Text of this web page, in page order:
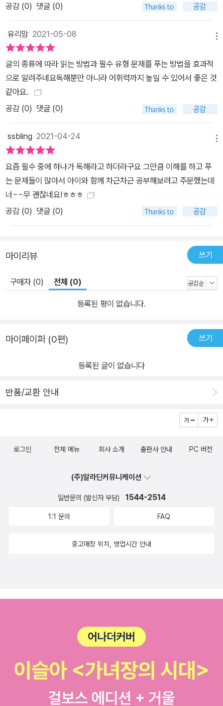
공감 (0) 댓글 (0)
유리맘 2021-05-08
글의 종류에 따라 읽는 방법과 필수 유형 문제를 푸는 방법을 효과적
으로 알려주네요독해뿐만 아니라 어휘력까지 높일 수 있어서 좋은 것
같아요. ​
공감 (0) 댓글 (0)
ssbling 2021-04-24
요즘 필수 중에 하나가 독해라고 하더라구요 그만큼 이해를 하고 푸
는 문제들이 많아서 아이와 함께 차근차근 공부해보려고 주문했는데
너~~무 괜찮네요!ㅎㅎㅎ
공감 (0) 댓글 (0)
마이리뷰 쓰기
구매자 (0) 전체 (0)
등록된 평이 없습니다.
마이페이퍼 (0편) 쓰기
등록된 글이 없습니다
반품/교환 안내
로그인 전체 메뉴 회사 소개 출판사 안내 PC 버전
(주)알라딘커뮤니케이션
일반문의 (발신자 부담) 1544-2514
1:1 문의 FAQ
중고매장 위치, 영업시간 안내